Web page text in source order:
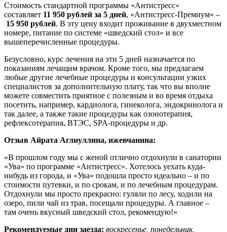
Стоимость стандартной программы «Антистресс»
составляет 11 950 рублей за 5 дней, «Антистресс-Премиум» –
15 950 рублей. В эту цену входит проживание в двухместном
номере, питание по системе «шведский стол» и все
вышеперечисленные процедуры.
Безусловно, курс лечения на эти 5 дней назначается по
показаниям лечащим врачом. Кроме того, мы предлагаем
любые другие лечебные процедуры и консультации узких
специалистов за дополнительную плату, так что вы вполне
можете совместить приятное с полезным и во время отдыха
посетить, например, кардиолога, гинеколога, эндокринолога и
так далее, а также такие процедуры как озонотерапия,
рефлексотерапия, ВТЭС, SPA-процедуры и др.
Отзыв Айрата Аглиуллина, ижевчанина:
«В прошлом году мы с женой отлично отдохнули в санатории
«Ува» по программе «Антистресс». Хотелось уехать куда-
нибудь из города, и «Ува» подошла просто идеально – и по
стоимости путевки, и по срокам, и по лечебным процедурам.
Отдохнули мы просто прекрасно: гуляли по лесу, ходили на
озеро, пили чай из трав, посещали процедуры. А главное –
там очень вкусный шведский стол, рекомендую!»
Рекомендуемые дни заезда: воскресенье, понедельник,